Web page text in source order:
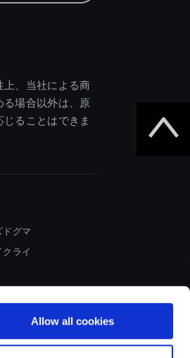
Allow all cookies
上、当社による商
る場合以外は、原
ることはできま
ドグマ
クライ